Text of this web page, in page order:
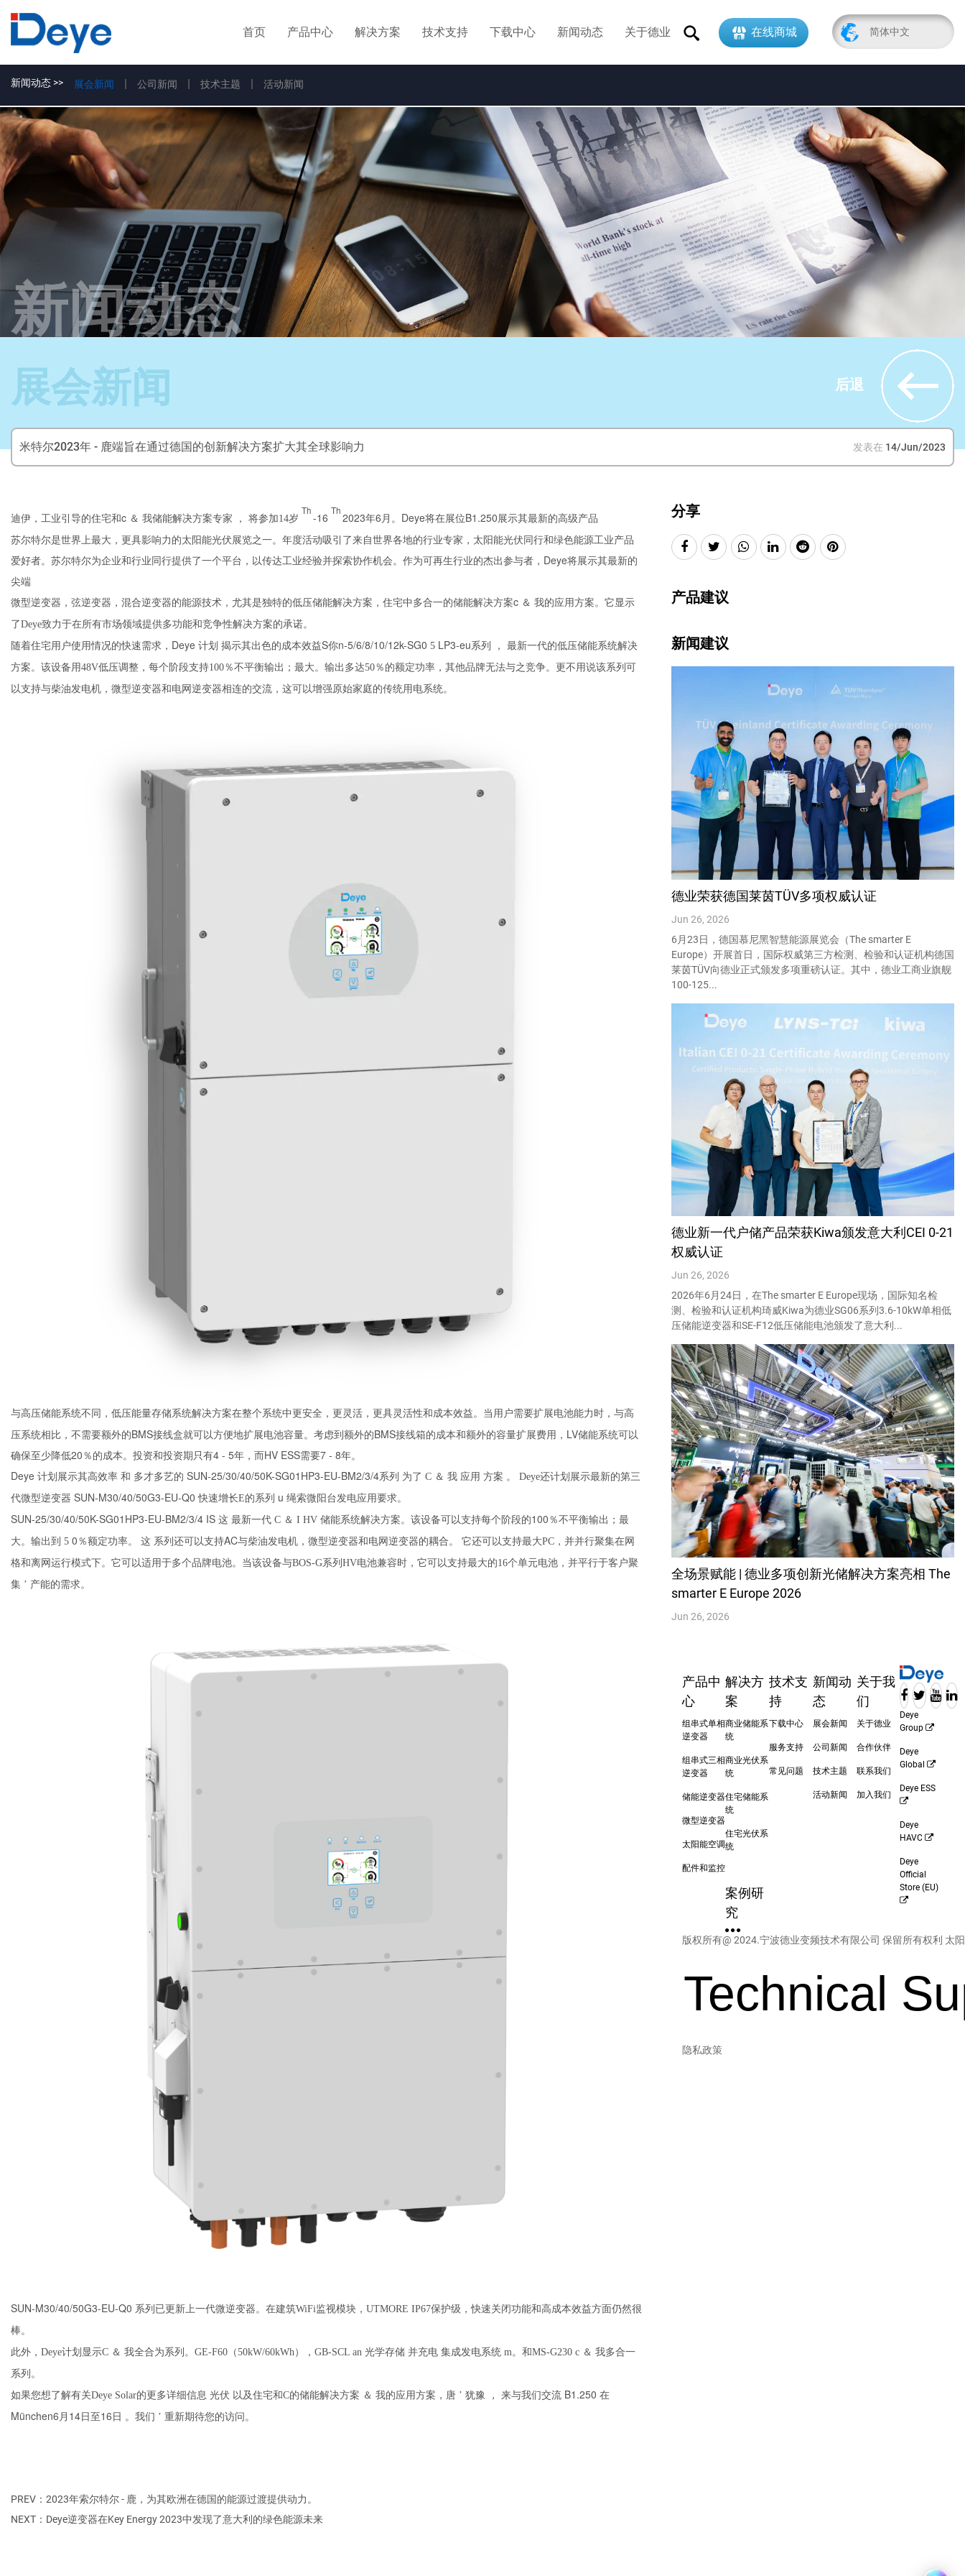
首页 产品中心 解决方案 技术支持 下载中心 新闻动态 关于德业 在线商城 简体中文
新闻动态 >> 展会新闻 公司新闻 技术主题 活动新闻
新闻动态
展会新闻 后退
米特尔2023年 - 鹿端旨在通过德国的创新解决方案扩大其全球影响力 发表在 14/Jun/2023
迪伊，工业引导的住宅和c ＆ 我储能解决方案专家 ， 将参加14岁
Th-16 Th2023年6月。Deye将在展位B1.250展示其最新的高级产品
苏尔特尔是世界上最大，更具影响力的太阳能光伏展览之一。年度活动吸引了来自世界各地的行业专家，太阳能光伏同行和绿色能源工业产品
爱好者。苏尔特尔为企业和行业同行提供了一个平台，以传达工业经验并探索协作机会。作为可再生行业的杰出参与者，Deye将展示其最新的
尖端
微型逆变器，弦逆变器，混合逆变器的能源技术，尤其是独特的低压储能解决方案，住宅中多合一的储能解决方案c ＆ 我的应用方案。它显示
了Deye致力于在所有市场领域提供多功能和竞争性解决方案的承诺。
随着住宅用户使用情况的快速需求，Deye 计划 揭示其出色的成本效益S你n-5/6/8/10/12k-SG0 5 LP3-eu系列 ， 最新一代的低压储能系统解决
方案。该设备用48V低压调整，每个阶段支持100％不平衡输出；最大。输出多达50％的额定功率，其他品牌无法与之竞争。更不用说该系列可
以支持与柴油发电机，微型逆变器和电网逆变器相连的交流，这可以增强原始家庭的传统用电系统。
与高压储能系统不同，低压能量存储系统解决方案在整个系统中更安全，更灵活，更具灵活性和成本效益。当用户需要扩展电池能力时，与高
压系统相比，不需要额外的BMS接线盒就可以方便地扩展电池容量。考虑到额外的BMS接线箱的成本和额外的容量扩展费用，LV储能系统可以
确保至少降低20％的成本。投资和投资期只有4 - 5年，而HV ESS需要7 - 8年。
Deye 计划展示其高效率 和 多才多艺的 SUN-25/30/40/50K-SG01HP3-EU-BM2/3/4系列 为了 C ＆ 我 应用 方案 。 Deye还计划展示最新的第三
代微型逆变器 SUN-M30/40/50G3-EU-Q0快速增长E的系列 u 绳索微阳台发电应用要求。
SUN-25/30/40/50K-SG01HP3-EU-BM2/3/4 IS 这 最新一代 C ＆ I HV 储能系统解决方案。该设备可以支持每个阶段的100％不平衡输出；最
大。输出到 5 0％额定功率。 这 系列还可以支持AC与柴油发电机，微型逆变器和电网逆变器的耦合。
它还可以支持最大PC，并并行聚集在网
格和离网运行模式下。它可以适用于多个品牌电池。当该设备与BOS-G系列HV电池兼容时，它可以支持最大的16个单元电池，并平行于客户聚
集 ’ 产能的需求。
SUN-M30/40/50G3-EU-Q0 系列已更新上一代微逆变器。在建筑WiFi监视模块，UTMORE IP67保护级，快速关闭功能和高成本效益方面仍然很
棒。
此外，Deye计划显示C ＆ 我全合为系列。GE-F60（50kW/60kWh），GB-SCL an 光学存储 并充电 集成发电系统 m。和MS-G230 c ＆ 我多合一
系列。
如果您想了解有关Deye Solar的更多详细信息 光伏 以及住宅和C的储能解决方案 ＆ 我的应用方案，唐 ’ 犹豫 ， 来与我们交流 B1.250 在
München6月14日至16日 。我们 ’ 重新期待您的访问。
PREV：2023年索尔特尔 - 鹿，为其欧洲在德国的能源过渡提供动力。
NEXT：Deye逆变器在Key Energy 2023中发现了意大利的绿色能源未来
分享
产品建议
新闻建议
德业荣获德国莱茵TÜV多项权威认证
Jun 26, 2026
6月23日，德国慕尼黑智慧能源展览会（The smarter E
Europe）开展首日，国际权威第三方检测、检验和认证机构德国
莱茵TÜV向德业正式颁发多项重磅认证。其中，德业工商业旗舰
100-125...
德业新一代户储产品荣获Kiwa颁发意大利CEI 0-21
权威认证
Jun 26, 2026
2026年6月24日，在The smarter E Europe现场，国际知名检
测、检验和认证机构琦威Kiwa为德业SG06系列3.6-10kW单相低
压储能逆变器和SE-F12低压储能电池颁发了意大利...
全场景赋能 | 德业多项创新光储解决方案亮相 The
smarter E Europe 2026
Jun 26, 2026
产品中
心
组串式单相
逆变器
组串式三相
逆变器
储能逆变器
微型逆变器
太阳能空调
配件和监控
解决方
案
商业储能系
统
商业光伏系
统
住宅储能系
统
住宅光伏系
统
案例研
究
技术支
持
下载中心
服务支持
常见问题
新闻动
态
展会新闻
公司新闻
技术主题
活动新闻
关于我
们
关于德业
合作伙伴
联系我们
加入我们
Deye
Group
Deye
Global
Deye ESS
Deye
HAVC
Deye
Official
Store (EU)
版权所有@ 2024.宁波德业变频技术有限公司 保留所有权利 太
Technical
隐私政策